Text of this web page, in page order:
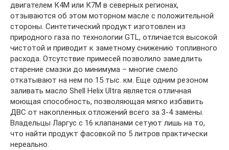
двигателем К4М или К7М в северных регионах,
отзываются об этом моторном масле с положительной
стороны. Синтетический продукт изготовлен из
природного газа по технологии GTL, отличается высокой
чистотой и приводит к заметному снижению топливного
расхода. Отсутствие примесей позволило замедлить
старение смазки до минимума – многие смело
откатывают на нем по 15 тыс. км. Еще одним резоном
заливать масло Shell Helix Ultra является отличная
моющая способность, позволяющая мягко избавить
ДВС от накопленных отложений всего за 3-4 замены.
Владельцы Ларгус с 16 клапанами сетуют лишь на то,
что найти продукт фасовкой по 5 литров практически
нереально.